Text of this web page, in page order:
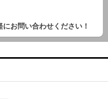
お問い合わせください！